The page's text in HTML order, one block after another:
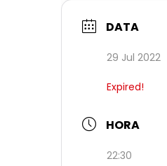
DATA
29 Jul 2022
Expired!
HORA
22:30